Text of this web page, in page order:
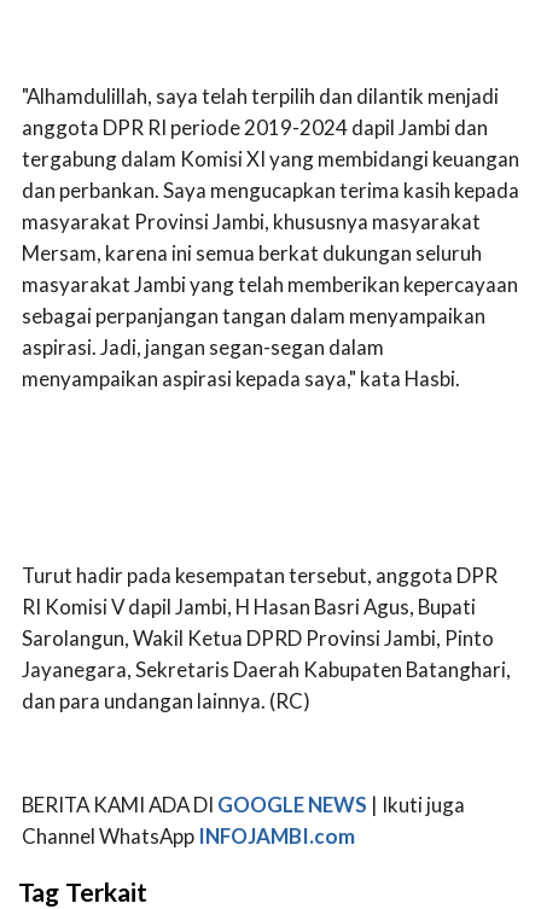
"Alhamdulillah, saya telah terpilih dan dilantik menjadi
anggota DPR RI periode 2019-2024 dapil Jambi dan
tergabung dalam Komisi XI yang membidangi keuangan
dan perbankan. Saya mengucapkan terima kasih kepada
masyarakat Provinsi Jambi, khususnya masyarakat
Mersam, karena ini semua berkat dukungan seluruh
masyarakat Jambi yang telah memberikan kepercayaan
sebagai perpanjangan tangan dalam menyampaikan
aspirasi. Jadi, jangan segan-segan dalam
menyampaikan aspirasi kepada saya," kata Hasbi.
Turut hadir pada kesempatan tersebut, anggota DPR
RI Komisi V dapil Jambi, H Hasan Basri Agus, Bupati
Sarolangun, Wakil Ketua DPRD Provinsi Jambi, Pinto
Jayanegara, Sekretaris Daerah Kabupaten Batanghari,
dan para undangan lainnya. (RC)
BERITA KAMI ADA DI GOOGLE NEWS | Ikuti juga
Channel WhatsApp INFOJAMBI.com
Tag Terkait